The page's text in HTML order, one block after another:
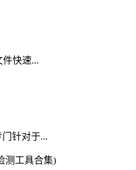
件快速...
针对于...